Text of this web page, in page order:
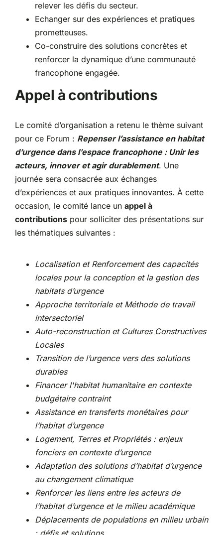
relever les défis du secteur.
Echanger sur des expériences et pratiques
prometteuses.
Co-construire des solutions concrètes et
renforcer la dynamique d’une communauté
francophone engagée.
Appel à contributions
Le comité d’organisation a retenu le thème suivant
pour ce Forum : Repenser l’assistance en habitat
d’urgence dans l’espace francophone : Unir les
acteurs, innover et agir durablement. Une
journée sera consacrée aux échanges
d’expériences et aux pratiques innovantes. À cette
occasion, le comité lance un appel à
contributionspour solliciter des présentations sur
les thématiques suivantes :
Localisation et Renforcement des capacités
locales pour la conception et la gestion des
habitats d’urgence
Approche territoriale et Méthode de travail
intersectoriel
Auto-reconstruction et Cultures Constructives
Locales
Transition de l’urgence vers des solutions
durables
Financer l'habitat humanitaire en contexte
budgétaire contraint
Assistance en transferts monétaires pour
l’habitat d’urgence
Logement, Terres et Propriétés : enjeux
fonciers en contexte d’urgence
Adaptation des solutions d’habitat d’urgence
au changement climatique
Renforcer les liens entre les acteurs de
l’habitat d’urgence et le milieu académique
Déplacements de populations en milieu urbain